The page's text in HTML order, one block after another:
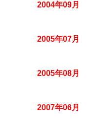
2004年09月
2005年07月
2005年08月
2007年06月